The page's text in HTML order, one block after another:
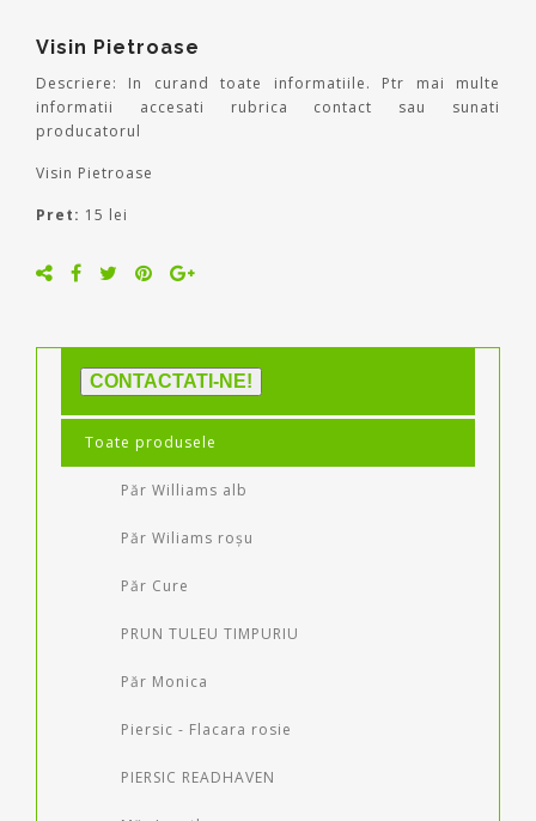
Visin Pietroase
Descriere: In curand toate informatiile. Ptr mai multe
informatii accesati rubrica contact sau sunati
producatorul
Visin Pietroase
Pret: 15 lei
CONTACTATI-NE!
Toate produsele
Păr Williams alb
Păr Wiliams roșu
Păr Cure
PRUN TULEU TIMPURIU
Păr Monica
Piersic - Flacara rosie
PIERSIC READHAVEN